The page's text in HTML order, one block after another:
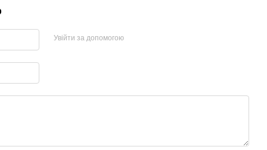
Увійти за допомогою